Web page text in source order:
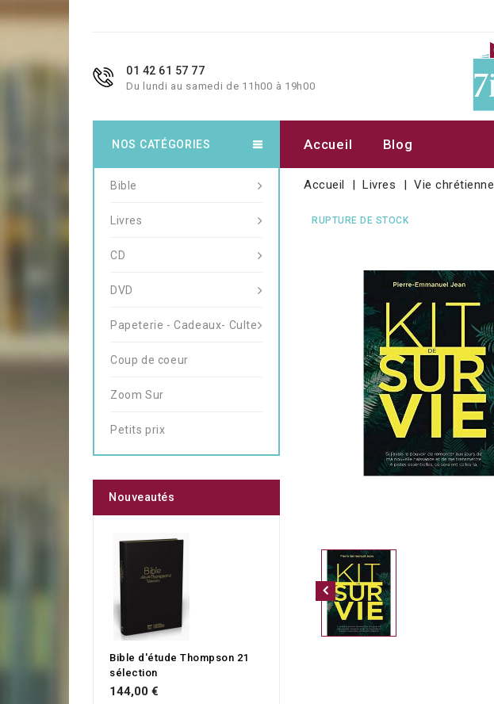
01 42 61 57 77
Du lundi au samedi de 11h00 à 19h00
Accueil Blog
Accueil Livres Vie chrétienne
RUPTURE DE STOCK
NOS CATÉGORIES
Bible
Livres
CD
DVD
Papeterie - Cadeaux- Culte
Coup de coeur
Zoom Sur
Petits prix
Nouveautés
Bible d'étude Thompson 21
sélection
144,00 €